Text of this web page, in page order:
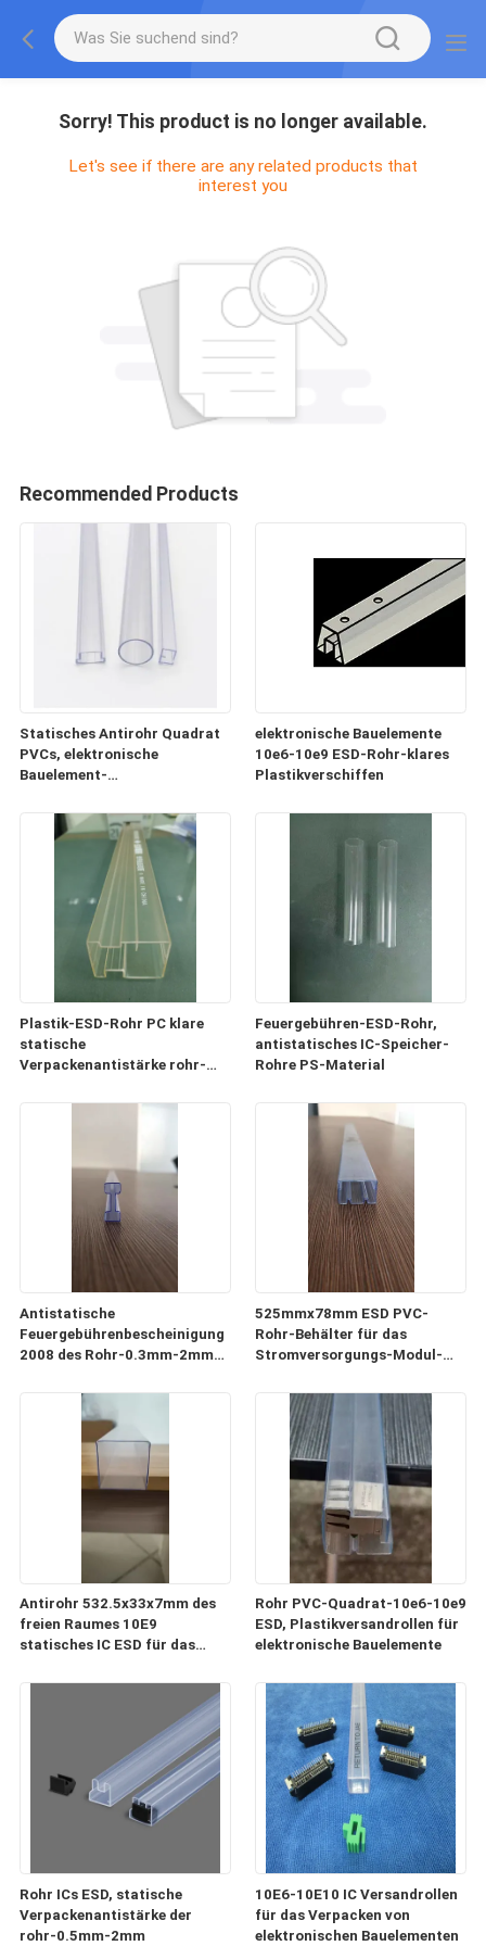
Sorry! This product is no longer available.
Let's see if there are any related products that
interest you
Recommended Products
Statisches Antirohr Quadrat
PVCs, elektronische
Bauelement-
elektronische Bauelemente
10e6-10e9 ESD-Rohr-klares
Plastikverschiffen
Plastik-ESD-Rohr PC klare
statische
Verpackenantistärke rohr-
Feuergebühren-ESD-Rohr,
antistatisches IC-Speicher-
Rohre PS-Material
Antistatische
Feuergebührenbescheinigung
2008 des Rohr-0.3mm-2mm
525mmx78mm ESD PVC-
Rohr-Behälter für das
Stromversorgungs-Modul-
Antirohr 532.5x33x7mm des
freien Raumes 10E9
statisches IC ESD für das
Rohr PVC-Quadrat-10e6-10e9
ESD, Plastikversandrollen für
elektronische Bauelemente
Rohr ICs ESD, statische
Verpackenantistärke der
rohr-0.5mm-2mm
10E6-10E10 IC Versandrollen
für das Verpacken von
elektronischen Bauelementen